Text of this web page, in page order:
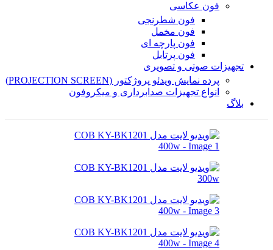
فون عکاسی
فون شطرنجی
فون مخمل
فون پارچه ای
فون پرتابل
تجهیزات صوتی و تصویری
پرده نمایش ویدئو پروژکتور (PROJECTION SCREEN)
انواع تجهیزات صدابرداری و میکروفون
بلاگ